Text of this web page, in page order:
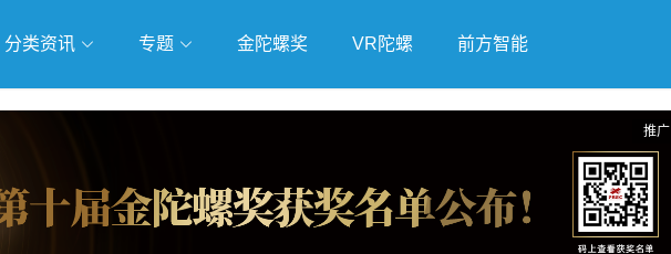
分类资讯 专题
人工智能 武侠游戏 独立游戏 云游戏
金陀螺奖 VR陀螺 前方智能
推广